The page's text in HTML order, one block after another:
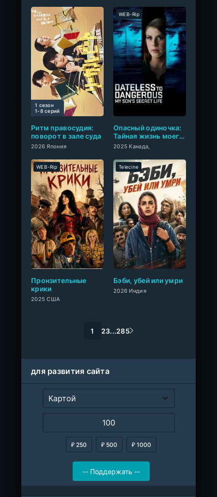
Ритм правосудия:
поворот в зале суда
2026 Япония
1 сезон
1-8 cерий
Опасный одиночка:
Тайная жизнь моего
сына
2025 Канада,
WEB-Rip
0
Пронзительные
крики
2025 США
WEB-Rip
Бэби, убей или умри
2026 Индия
Telecine
0
1 23...285
для развития сайта
₽ 250 ₽ 500 ₽ 1000